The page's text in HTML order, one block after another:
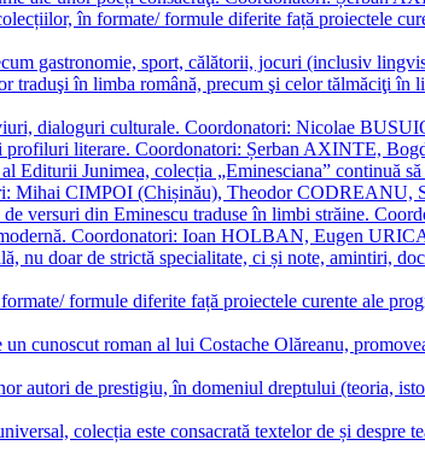
în formate/ formule diferite față proiectele
gastronomie, sport, călătorii, jocuri (inclusiv
traduşi în limba română, precum şi celor
dialoguri culturale. Coordonatori: Nicolae
profiluri literare. Coordonatori: Șerban AXINTE,
Editurii Junimea, colecția „Eminesciana” continuă
Mihai CIMPOI (Chișinău), Theodor
de versuri din Eminescu traduse în limbi străine.
Coordonatori: Ioan HOLBAN, Eugen
nu doar de strictă specialitate, ci și note, amintiri,
formule diferite față proiectele curente ale
cunoscut roman al lui Costache Olăreanu,
autori de prestigiu, în domeniul dreptului (teoria,
colecția este consacrată textelor de și